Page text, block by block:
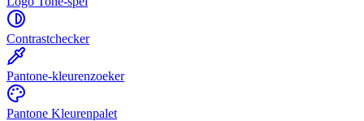
Contrastchecker
Pantone-kleurenzoeker
Pantone Kleurenpalet